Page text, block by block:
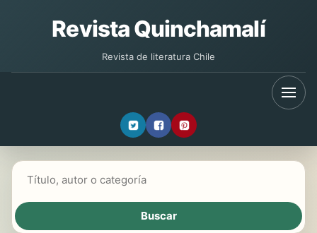
Revista Quinchamalí
Revista de literatura Chile